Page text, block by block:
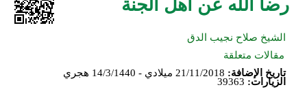
رضا الله عن أهل الجنة
الشيخ صلاح نجيب الدق
مقالات متعلقة
تاريخ الإضافة: 21/11/2018 ميلادي - 14/3/1440 هجري
الزيارات: 39363